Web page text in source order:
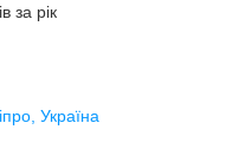
за рік
Україна